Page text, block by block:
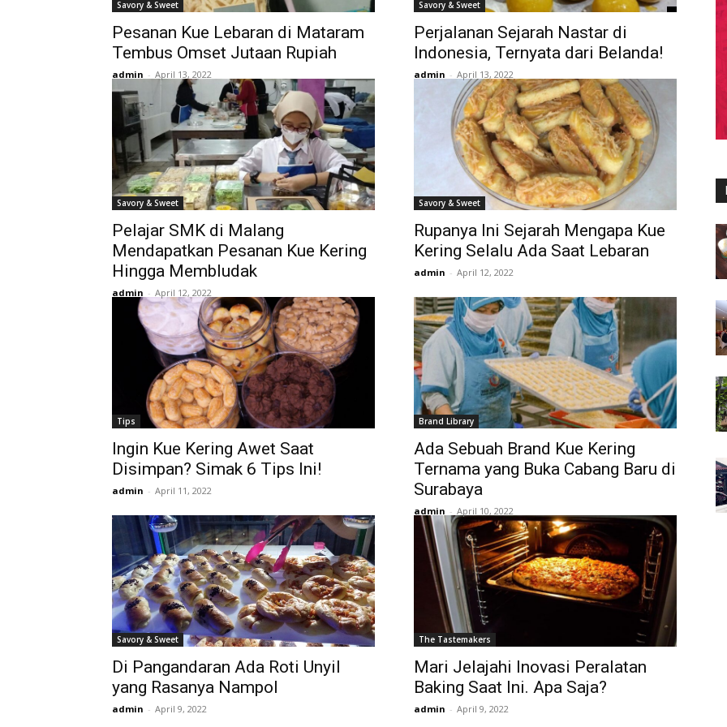
Savory & Sweet
Pesanan Kue Lebaran di Mataram
Tembus Omset Jutaan Rupiah
admin - April 13, 2022
Savory & Sweet
Perjalanan Sejarah Nastar di
Indonesia, Ternyata dari Belanda!
admin - April 13, 2022
Savory & Sweet
Pelajar SMK di Malang
Mendapatkan Pesanan Kue Kering
Hingga Membludak
admin - April 12, 2022
Savory & Sweet
Rupanya Ini Sejarah Mengapa Kue
Kering Selalu Ada Saat Lebaran
admin - April 12, 2022
Tips
Ingin Kue Kering Awet Saat
Disimpan? Simak 6 Tips Ini!
admin - April 11, 2022
Brand Library
Ada Sebuah Brand Kue Kering
Ternama yang Buka Cabang Baru di
Surabaya
admin - April 10, 2022
Savory & Sweet
Di Pangandaran Ada Roti Unyil
yang Rasanya Nampol
admin - April 9, 2022
The Tastemakers
Mari Jelajahi Inovasi Peralatan
Baking Saat Ini. Apa Saja?
admin - April 9, 2022